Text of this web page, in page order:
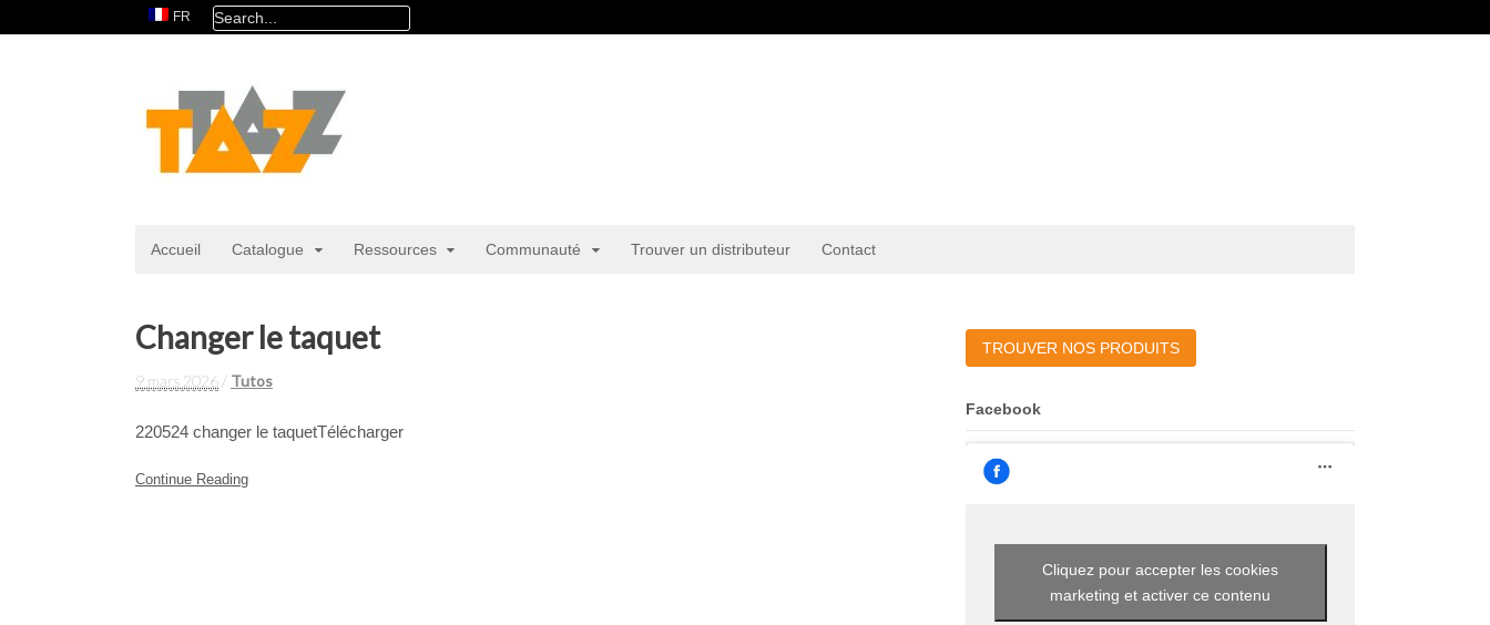
FR
Accueil Catalogue Ressources Communauté Trouver un distributeur Contact
Changer le taquet
9 mars 2026 / Tutos
220524 changer le taquetTélécharger
Continue Reading
TROUVER NOS PRODUITS
Facebook
Cliquez pour accepter les cookies
marketing et activer ce contenu